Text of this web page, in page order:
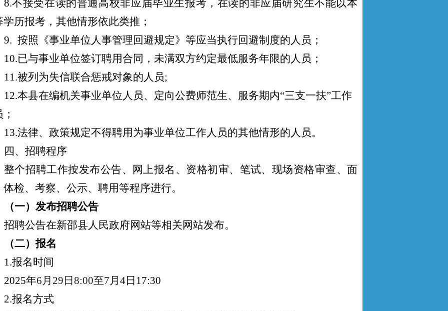
8.不接受在读的普通高校非应届毕业生报考，在读的非应届研究生不能以本
学历报考，其他情形依此类推；
9. 按照《事业单位人事管理回避规定》等应当执行回避制度的人员；
10.已与事业单位签订聘用合同，未满双方约定最低服务年限的人员；
11.被列为失信联合惩戒对象的人员;
12.本县在编机关事业单位人员、定向公费师范生、服务期内“三支一扶”工作
13.法律、政策规定不得聘用为事业单位工作人员的其他情形的人员。
四、招聘程序
整个招聘工作按发布公告、网上报名、资格初审、笔试、现场资格审查、面
体检、考察、公示、聘用等程序进行。
（一）发布招聘公告
招聘公告在新邵县人民政府网站等相关网站发布。
（二）报名
1.报名时间
2025年6月 29 日 8:00至7月 4日 17:30
2.报名方式